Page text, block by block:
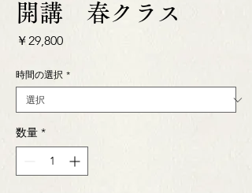
開講 春クラス
￥29,800価
時間の選択 *
数量 *